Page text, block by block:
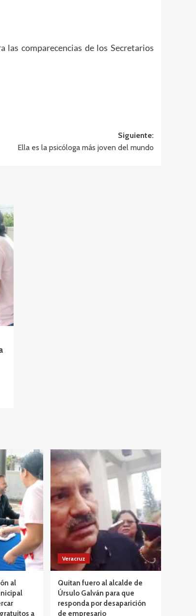
comparecencias de los Secretarios
Siguiente:
Ella es la psicóloga más joven del mundo
al
a
Veracruz
Quitan fuero al alcalde de
Úrsulo Galván para que
responda por desaparición
de empresario